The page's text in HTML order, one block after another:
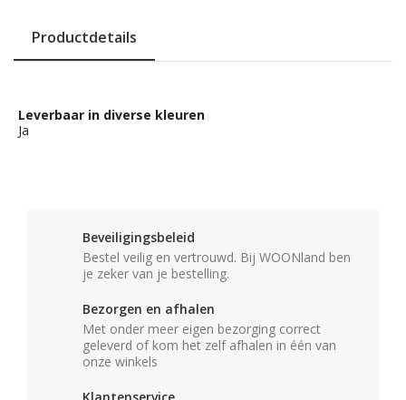
Productdetails
Leverbaar in diverse kleuren
Ja
Beveiligingsbeleid
Bestel veilig en vertrouwd. Bij WOONland ben
je zeker van je bestelling.
Bezorgen en afhalen
Met onder meer eigen bezorging correct
geleverd of kom het zelf afhalen in één van
onze winkels